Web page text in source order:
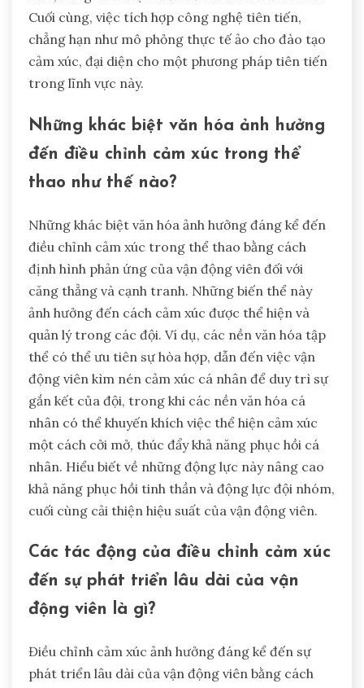
thời gian thực. Một thuộc tính hiếm gặp khác là
việc áp dụng các kỹ thuật chánh niệm được điều
chỉnh đặc biệt cho các môi trường thể thao áp lực
cao. Những hệ thống này cũng có thể bao gồm
kích thích cảm xúc độc đáo cho mỗi vận động
viên, nâng cao nhận thức bản thân và kiểm soát.
Cuối cùng, việc tích hợp công nghệ tiên tiến,
chẳng hạn như mô phỏng thực tế ảo cho đào tạo
trong lĩnh vực này.
Những khác biệt văn hóa ảnh hưởng
đến điều chỉnh cảm xúc trong thể
thao như thế nào?
Những khác biệt văn hóa ảnh hưởng đáng kể đến
điều chỉnh cảm xúc trong thể thao bằng cách
định hình phản ứng của vận động viên đối với
căng thẳng và cạnh tranh. Những biến thể này
ảnh hưởng đến cách cảm xúc được thể hiện và
quản lý trong các đội. Ví dụ, các nền văn hóa tập
thể có thể ưu tiên sự hòa hợp, dẫn đến việc vận
gắn kết của đội, trong khi các nền văn hóa cá
nhân có thể khuyến khích việc thể hiện cảm xúc
một cách cởi mở, thúc đẩy khả năng phục hồi cá
nhân. Hiểu biết về những động lực này nâng cao
cuối cùng cải thiện hiệu suất của vận động viên.